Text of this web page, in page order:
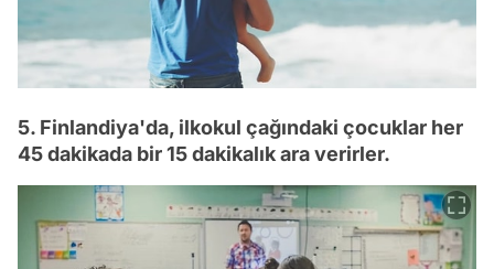
5. Finlandiya'da, ilkokul çağındaki çocuklar her
45 dakikada bir 15 dakikalık ara verirler.